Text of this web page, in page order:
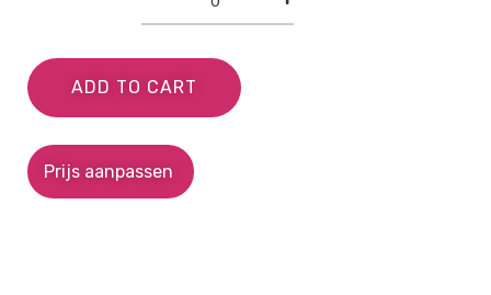
ADD TO CART
Prijs aanpassen